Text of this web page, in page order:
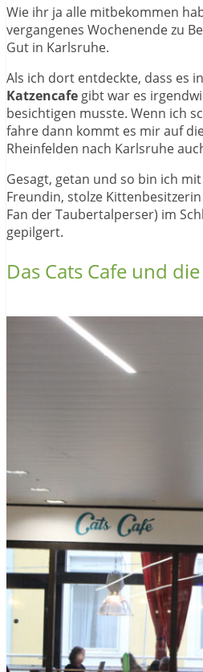
Wie ihr ja alle mitbekommen
vergangenes Wochenende zu
Gut in Karlsruhe.
Als ich dort entdeckte, dass es
Katzencafe gibt war es
besichtigen musste. Wenn ich
fahre dann kommt es mir auf
Rheinfelden nach Karlsruhe
Gesagt, getan und so bin ich
Freundin, stolze
Fan der Taubertalperser) im
gepilgert.
Das Cats Cafe und